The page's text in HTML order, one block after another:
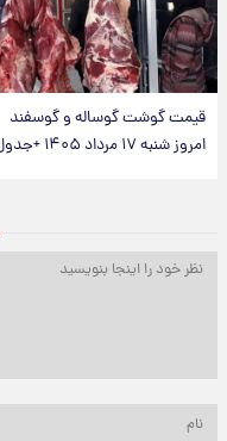
قیمت گوشت گوساله و گوسفند
امروز شنبه ۱۷ مرداد ۱۴۰۵ +جدول